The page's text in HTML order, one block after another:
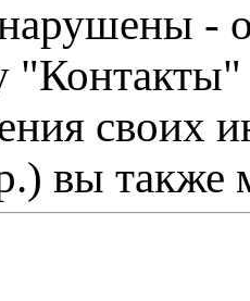
-
"Контакты"
своих
вы также